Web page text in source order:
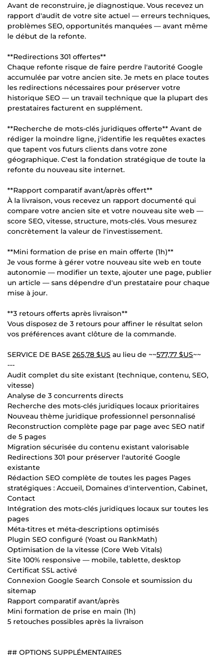
Avant de reconstruire, je diagnostique. Vous recevez un
rapport d'audit de votre site actuel — erreurs techniques,
problèmes SEO, opportunités manquées — avant même
le début de la refonte.
**Redirections 301 offertes**
Chaque refonte risque de faire perdre l'autorité Google
accumulée par votre ancien site. Je mets en place toutes
les redirections nécessaires pour préserver votre
historique SEO — un travail technique que la plupart des
prestataires facturent en supplément.
**Recherche de mots-clés juridiques offerte** Avant de
rédiger la moindre ligne, j'identifie les requêtes exactes
que tapent vos futurs clients dans votre zone
géographique. C'est la fondation stratégique de toute la
refonte du nouveau site internet.
**Rapport comparatif avant/après offert**
À la livraison, vous recevez un rapport documenté qui
compare votre ancien site et votre nouveau site web —
score SEO, vitesse, structure, mots-clés. Vous mesurez
concrètement la valeur de l'investissement.
**Mini formation de prise en main offerte (1h)**
Je vous forme à gérer votre nouveau site web en toute
autonomie — modifier un texte, ajouter une page, publier
un article — sans dépendre d'un prestataire pour chaque
mise à jour.
**3 retours offerts après livraison**
Vous disposez de 3 retours pour affiner le résultat selon
vos préférences avant clôture de la commande.
SERVICE DE BASE 265,78 $US au lieu de ~~577,77 $US~~
---
Audit complet du site existant (technique, contenu, SEO,
vitesse)
Analyse de 3 concurrents directs
Recherche des mots-clés juridiques locaux prioritaires
Nouveau thème juridique professionnel personnalisé
Reconstruction complète page par page avec SEO natif
de 5 pages
Migration sécurisée du contenu existant valorisable
Redirections 301 pour préserver l'autorité Google
existante
Rédaction SEO complète de toutes les pages Pages
stratégiques : Accueil, Domaines d'intervention, Cabinet,
Contact
Intégration des mots-clés juridiques locaux sur toutes les
pages
Méta-titres et méta-descriptions optimisés
Plugin SEO configuré (Yoast ou RankMath)
Optimisation de la vitesse (Core Web Vitals)
Site 100% responsive — mobile, tablette, desktop
Certificat SSL activé
Connexion Google Search Console et soumission du
sitemap
Rapport comparatif avant/après
Mini formation de prise en main (1h)
5 retouches possibles après la livraison
## OPTIONS SUPPLÉMENTAIRES